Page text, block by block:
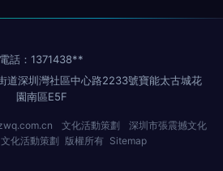
電話：1371438**
道深圳灣社區中心路2233號寶能太古城花
園南區E5F
文化活動策劃
深圳市張震撼文化
文化活動策劃 版權所有 Sitemap